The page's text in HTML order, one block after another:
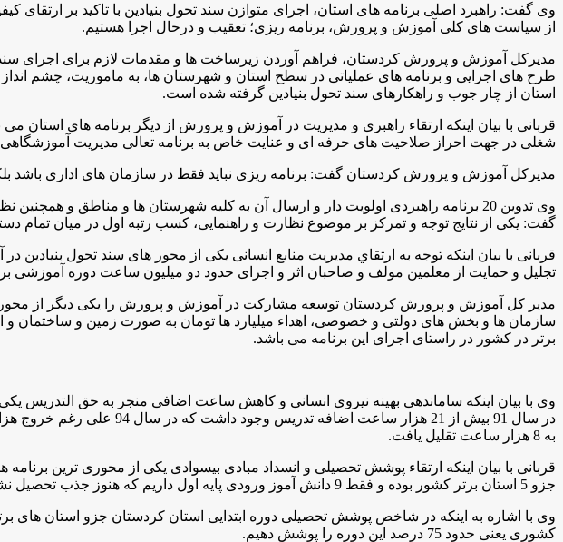
وی گفت: راهبرد اصلی برنامه های استان، اجرای متوازن سند تحول بنیادین با تاکید بر
از سیاست های کلی آموزش و پرورش، برنامه ریزی؛ تعقیب و درحال اجرا هستیم.
مدیرکل آموزش و پرورش کردستان، فراهم آوردن زیرساخت ها و مقدمات لازم برای اجرای
طرح های اجرایی و برنامه های عملیاتی در سطح استان و شهرستان ها، به ماموریت، چشم
استان از چار جوب و راهکارهای سند تحول بنیادین گرفته شده است.
قربانی با بیان اینکه ارتقاء راهبری و مدیریت در آموزش و پرورش از دیگر برنامه های
شغلی در جهت احراز صلاحیت های حرفه ای و عنایت خاص به برنامه تعالی مدیریت
مدیرکل آموزش و پرورش کردستان گفت: برنامه ریزی نباید فقط در سازمان های اداری باشد
وی تدوین 20 برنامه راهبردی اولویت دار و ارسال آن به کلیه شهرستان ها و مناطق
گفت: یکی از نتایج توجه و تمرکز بر موضوع نظارت و راهنمایی، کسب رتبه اول در میان تمام
قربانی با بیان اینکه توجه به ارتقاي مدیریت منابع انسانی یکی از محور های سند تحول
تجلیل و حمایت از معلمین مولف و صاحبان اثر و اجرای حدود دو میلیون ساعت دوره آموزشی
مدیر کل آموزش و پرورش کردستان توسعه مشارکت در آموزش و پرورش را یکی دیگر از محور
برتر در کشور در راستای اجرای این برنامه می باشد.
وی با بیان اینکه ساماندهی بهینه نیروی انسانی و کاهش ساعت اضافی منجر به حق التدریس
به 8 هزار ساعت تقلیل یافت.
قربانی با بیان اینکه ارتقاء پوشش تحصیلی و انسداد مبادی بیسوادی یکی از محوری ترین
جزو 5 استان برتر کشور بوده و فقط 9 دانش آموز ورودی پایه اول داریم که هنوز جذب تحصیل نشده اند.
وی با اشاره به اینکه در شاخص پوشش تحصیلی دوره ابتدایی استان کردستان جزو استان های
کشوری یعنی حدود 75 درصد این دوره را پوشش دهیم.